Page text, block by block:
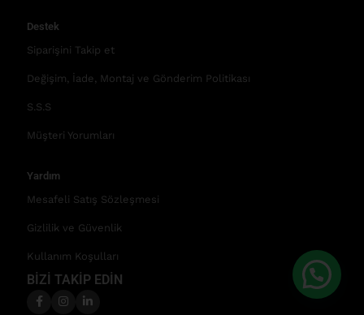
Destek
Siparişini Takip et
Değişim, İade, Montaj ve Gönderim Politikası
S.S.S
Müşteri Yorumları
Yardım
Mesafeli Satış Sözleşmesi
Gizlilik ve Güvenlik
Kullanım Koşulları
BİZİ TAKİP EDİN